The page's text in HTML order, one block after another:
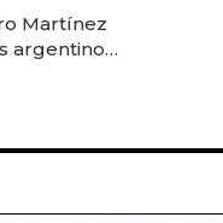
Martínez
argentinos